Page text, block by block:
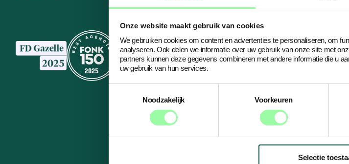
Onze website maakt gebruik van cookies
We gebruiken cookies om content en advertenties te personaliseren, om
analyseren. Ook delen we informatie over uw gebruik van onze site met
partners kunnen deze gegevens combineren met andere informatie die u
uw gebruik van hun services.
Noodzakelijk
Voorkeuren
Selectie
Mail ons
info@compion.nl